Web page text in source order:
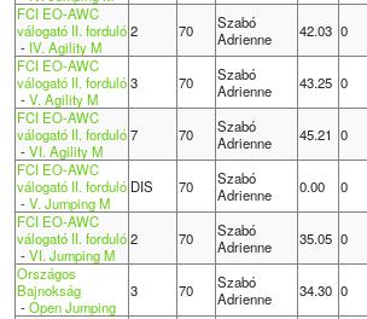
FCI EO-AWC
válogató II. forduló
- IV. Agility M
2 70
Szabó
Adrienne
42.03 0
FCI EO-AWC
válogató II. forduló
-V. Agility M
3 70
Szabó
Adrienne
43.25 0
FCI EO-AWC
válogató II. forduló
-VI. Agility M
7 70
Szabó
Adrienne
45.21 0
FCI EO-AWC
válogató II. forduló
-V. Jumping M
DIS 70
Szabó
Adrienne
0.00 0
FCI EO-AWC
válogató II. forduló
-VI. Jumping M
2 70
Szabó
Adrienne
35.05 0
Országos
Bajnokság
-Open Jumping
3 70
Szabó
Adrienne
34.30 0